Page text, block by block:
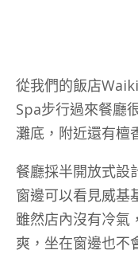
從我們的飯店
Spa步行過來餐廳
灘底，附近還有檀
餐廳採半開放式設
窗邊可以看見威基
雖然店內沒有冷氣
爽，坐在窗邊也不